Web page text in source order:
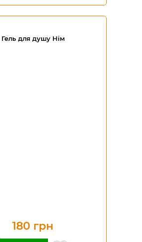
Гель для душу Нім
180 грн